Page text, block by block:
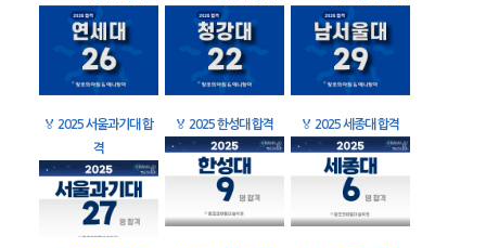
🏅 2025 서울과기대 합
격
🏅 2025 한성대 합격 🏅 2025 세종대 합격